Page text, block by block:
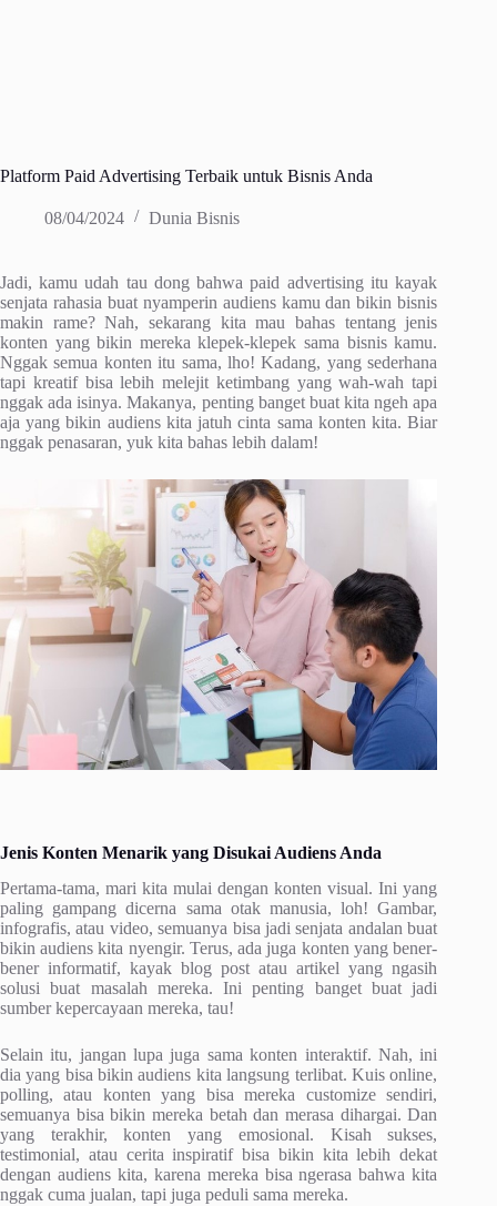
Platform Paid Advertising Terbaik untuk Bisnis Anda
08/04/2024 Dunia Bisnis
Jadi, kamu udah tau dong bahwa paid advertising itu kayak
senjata rahasia buat nyamperin audiens kamu dan bikin bisnis
makin rame? Nah, sekarang kita mau bahas tentang jenis
konten yang bikin mereka klepek-klepek sama bisnis kamu.
Nggak semua konten itu sama, lho! Kadang, yang sederhana
tapi kreatif bisa lebih melejit ketimbang yang wah-wah tapi
nggak ada isinya. Makanya, penting banget buat kita ngeh apa
aja yang bikin audiens kita jatuh cinta sama konten kita. Biar
nggak penasaran, yuk kita bahas lebih dalam!
Jenis Konten Menarik yang Disukai Audiens Anda
Pertama-tama, mari kita mulai dengan konten visual. Ini yang
paling gampang dicerna sama otak manusia, loh! Gambar,
infografis, atau video, semuanya bisa jadi senjata andalan buat
bikin audiens kita nyengir. Terus, ada juga konten yang bener-
bener informatif, kayak blog post atau artikel yang ngasih
solusi buat masalah mereka. Ini penting banget buat jadi
sumber kepercayaan mereka, tau!
Selain itu, jangan lupa juga sama konten interaktif. Nah, ini
dia yang bisa bikin audiens kita langsung terlibat. Kuis online,
polling, atau konten yang bisa mereka customize sendiri,
semuanya bisa bikin mereka betah dan merasa dihargai. Dan
yang terakhir, konten yang emosional. Kisah sukses,
testimonial, atau cerita inspiratif bisa bikin kita lebih dekat
dengan audiens kita, karena mereka bisa ngerasa bahwa kita
nggak cuma jualan, tapi juga peduli sama mereka.